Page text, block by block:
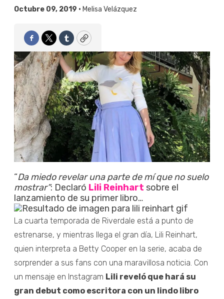
Octubre 09, 2019 • Melisa Velázquez
Facebook
TwitterTumblrCopy
“Da miedo revelar una parte de mí que no suelo
mostrar”: Declaró Lili Reinhart sobre el
lanzamiento de su primer libro…
La cuarta temporada de Riverdale está a punto de
estrenarse, y mientras llega el gran día, Lili Reinhart,
quien interpreta a Betty Cooper en la serie, acaba de
sorprender a sus fans con una maravillosa noticia. Con
un mensaje en Instagram Lili reveló que hará su
gran debut como escritora con un lindo libro